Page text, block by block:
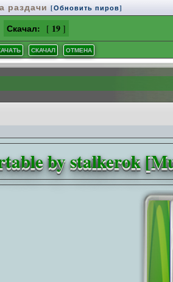
раздачи [Обновить пиров]
Скачал: [ 19]
by stalkerok